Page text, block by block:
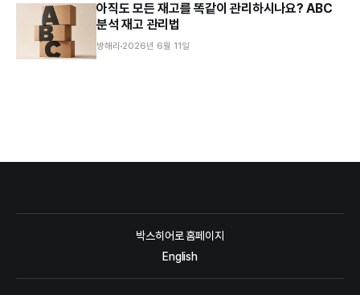
아직도 모든 재고를 똑같이 관리하시나요? ABC
분석 재고 관리법
방해리 2026년 6월 11일
박스히어로 홈페이지
English